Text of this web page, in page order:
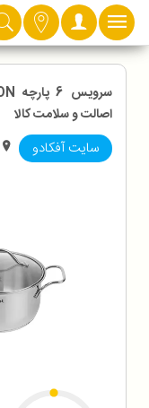
دسته بندی
اصالت و سلامت کالا
سایت آفکادو